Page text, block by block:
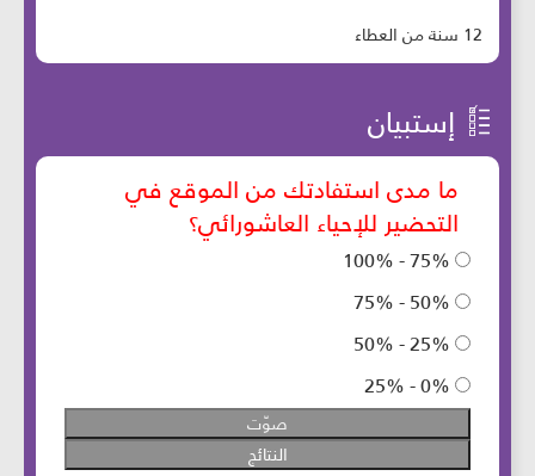
12 سنة من العطاء
إستبيان